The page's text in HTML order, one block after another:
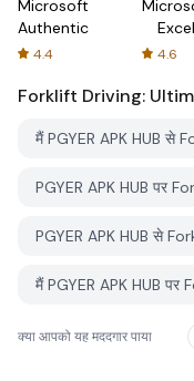
Microsoft
Authenticator
4.4 4.6
Forklift Driving:
क्या आपको यह मददगार पाया